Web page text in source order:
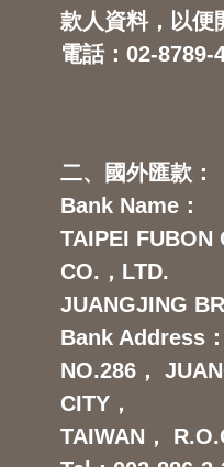
款人資料，以便
電話：02-8789-
二、國外匯款：
Bank Name：
TAIPEI FUBON
CO.，LTD.
JUANGJING
Bank Address：
NO.286，
CITY，
TAIWAN，